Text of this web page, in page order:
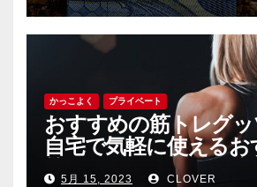
かっこよく プライベート
おすすめの筋トレグッ
自宅で気軽に使える
筋トレグッツをご紹介
5月 15, 2023 CLOVER